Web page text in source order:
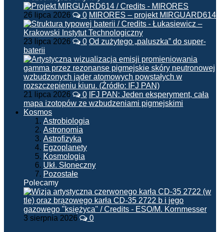
26 lipca 2026 0 MIRORES – projekt MIRGUARD614
23 lipca 2026 0 Od zużytego „paluszka” do super-
baterii
21 lipca 2026 0 IFJ PAN: Jeden eksperyment, cała
mapa izotopów ze wzbudzeniami pigmejskimi
Kosmos
Astrobiologia
Astronomia
Astrofizyka
Egzoplanety
Kosmologia
Ukł. Słoneczny
Pozostałe
Polecamy
3 sierpnia 2026 0